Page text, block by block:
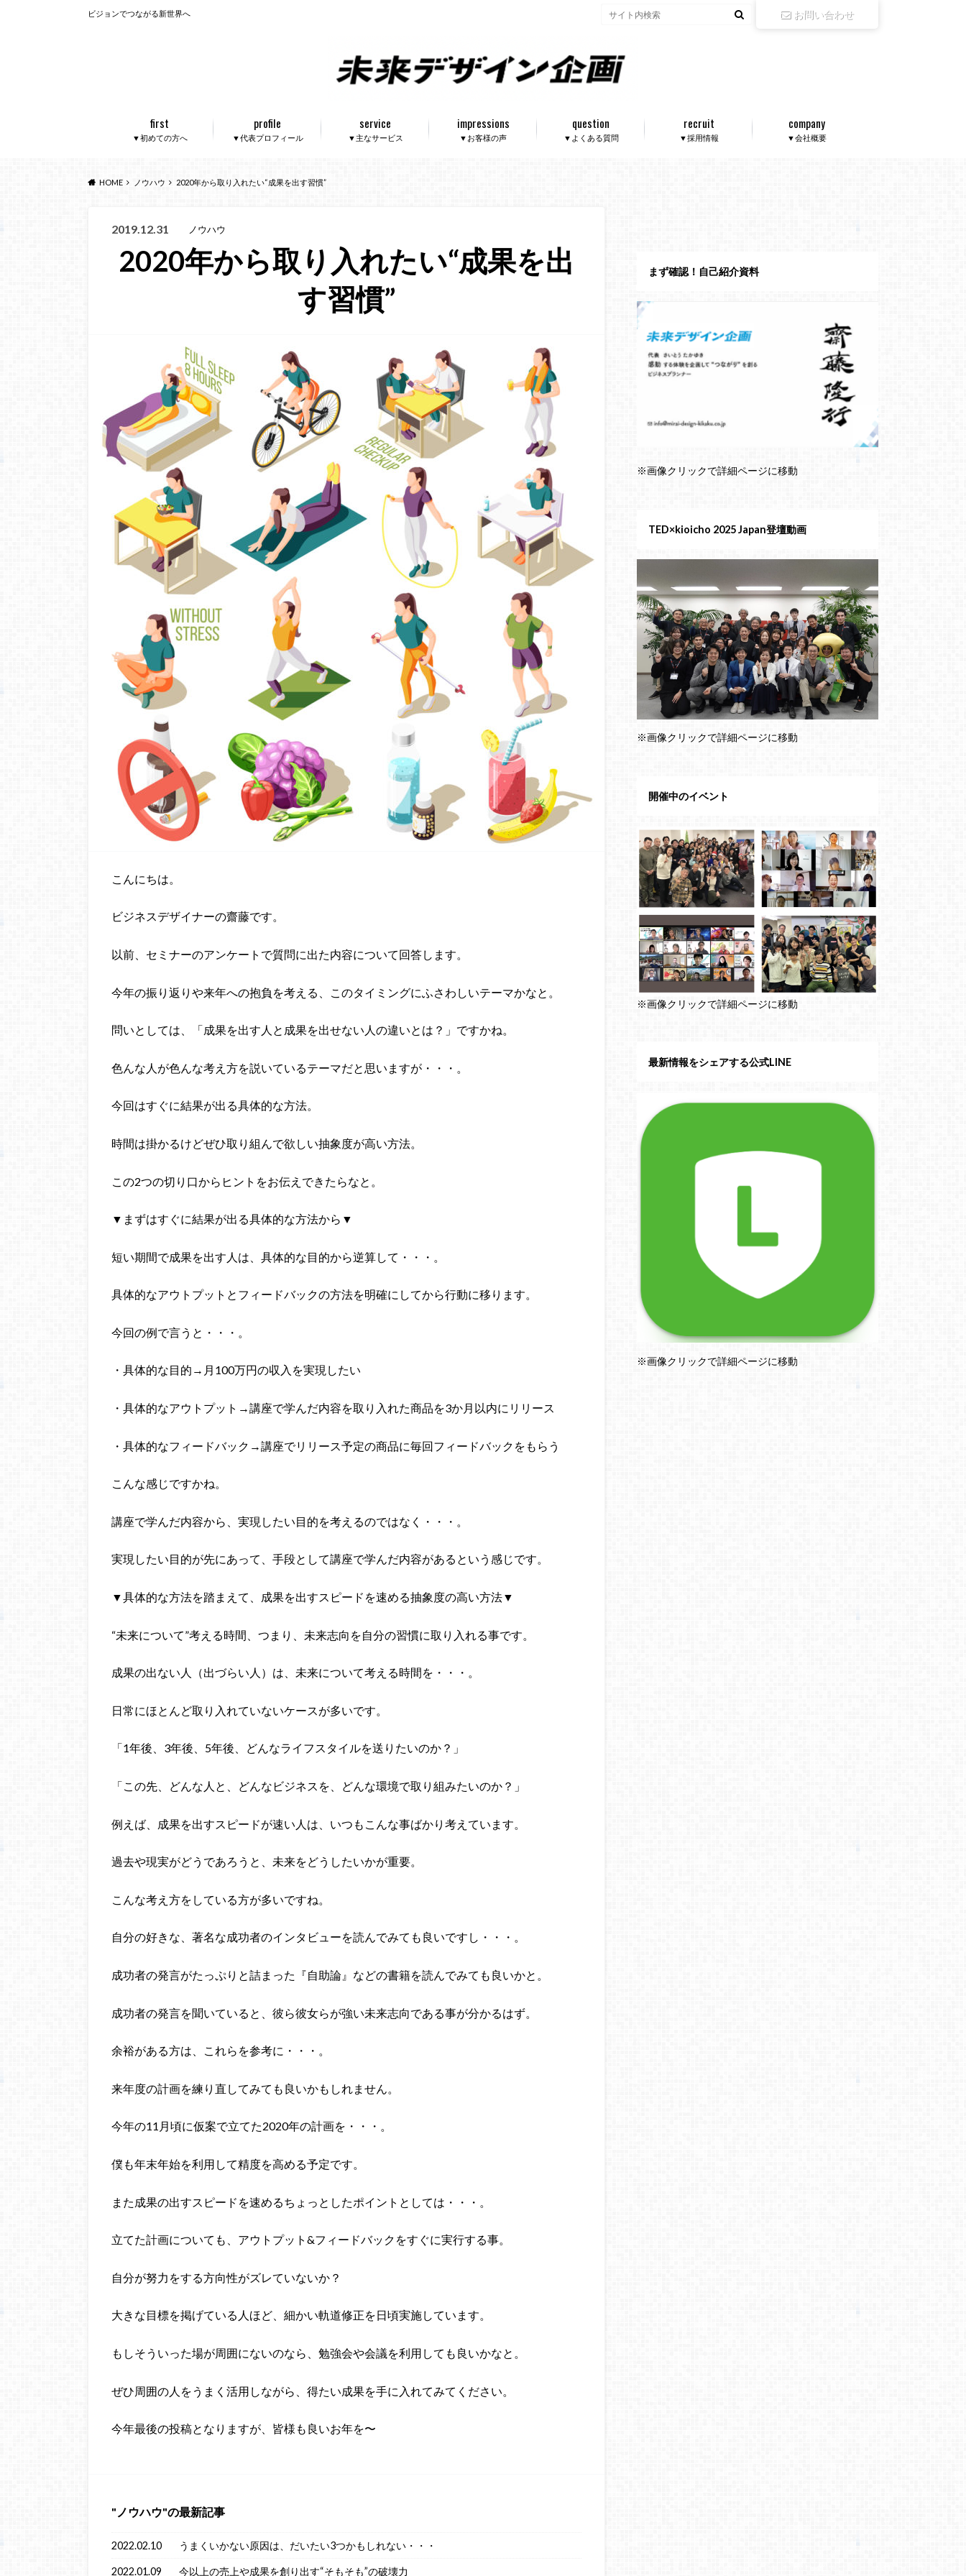
ビジョンでつながる新世界へ お問い合わせ
▼初めての方へ
first
▼代表プロフィール
profile
▼主なサービス
service
▼お客様の声
impressions
▼よくある質問
question
▼採用情報
recruit
▼会社概要
company
HOME ノウハウ 2020年から取り入れたい“成果を出す習慣”
2019.12.31 ノウハウ
2020年から取り入れたい“成果を出
す習慣”
こんにちは。
ビジネスデザイナーの齋藤です。
以前、セミナーのアンケートで質問に出た内容について回答します。
今年の振り返りや来年への抱負を考える、このタイミングにふさわしいテーマかなと。
問いとしては、「成果を出す人と成果を出せない人の違いとは？」ですかね。
色んな人が色んな考え方を説いているテーマだと思いますが・・・。
今回はすぐに結果が出る具体的な方法。
時間は掛かるけどぜひ取り組んで欲しい抽象度が高い方法。
この2つの切り口からヒントをお伝えできたらなと。
▼まずはすぐに結果が出る具体的な方法から▼
短い期間で成果を出す人は、具体的な目的から逆算して・・・。
具体的なアウトプットとフィードバックの方法を明確にしてから行動に移ります。
今回の例で言うと・・・。
・具体的な目的→月100万円の収入を実現したい
・具体的なアウトプット→講座で学んだ内容を取り入れた商品を3か月以内にリリース
・具体的なフィードバック→講座でリリース予定の商品に毎回フィードバックをもらう
こんな感じですかね。
講座で学んだ内容から、実現したい目的を考えるのではなく・・・。
実現したい目的が先にあって、手段として講座で学んだ内容があるという感じです。
▼具体的な方法を踏まえて、成果を出すスピードを速める抽象度の高い方法▼
“未来について”考える時間、つまり、未来志向を自分の習慣に取り入れる事です。
成果の出ない人（出づらい人）は、未来について考える時間を・・・。
日常にほとんど取り入れていないケースが多いです。
「1年後、3年後、5年後、どんなライフスタイルを送りたいのか？」
「この先、どんな人と、どんなビジネスを、どんな環境で取り組みたいのか？」
例えば、成果を出すスピードが速い人は、いつもこんな事ばかり考えています。
過去や現実がどうであろうと、未来をどうしたいかが重要。
こんな考え方をしている方が多いですね。
自分の好きな、著名な成功者のインタビューを読んでみても良いですし・・・。
成功者の発言がたっぷりと詰まった『自助論』などの書籍を読んでみても良いかと。
成功者の発言を聞いていると、彼ら彼女らが強い未来志向である事が分かるはず。
余裕がある方は、これらを参考に・・・。
来年度の計画を練り直してみても良いかもしれません。
今年の11月頃に仮案で立てた2020年の計画を・・・。
僕も年末年始を利用して精度を高める予定です。
また成果の出すスピードを速めるちょっとしたポイントとしては・・・。
立てた計画についても、アウトプット&フィードバックをすぐに実行する事。
自分が努力をする方向性がズレていないか？
大きな目標を掲げている人ほど、細かい軌道修正を日頃実施しています。
もしそういった場が周囲にないのなら、勉強会や会議を利用しても良いかなと。
ぜひ周囲の人をうまく活用しながら、得たい成果を手に入れてみてください。
今年最後の投稿となりますが、皆様も良いお年を〜
ノウハウ の最新記事
2022.02.10 うまくいかない原因は、だいたい3つかもしれない・・・
2022.01.09 今以上の売上や成果を創り出す“そもそも”の破壊力
まず確認！自己紹介資料
※画像クリックで詳細ページに移動
TED×kioicho 2025 Japan登壇動画
※画像クリックで詳細ページに移動
開催中のイベント
※画像クリックで詳細ページに移動
最新情報をシェアする公式LINE
※画像クリックで詳細ページに移動